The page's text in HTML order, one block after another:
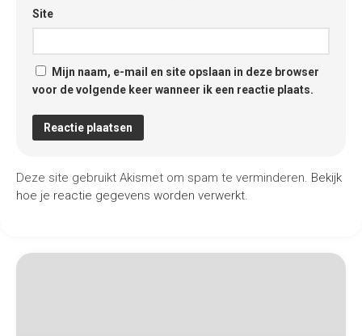
Site
Mijn naam, e-mail en site opslaan in deze browser
voor de volgende keer wanneer ik een reactie plaats.
Deze site gebruikt Akismet om spam te verminderen. Bekijk
hoe je reactie gegevens worden verwerkt.